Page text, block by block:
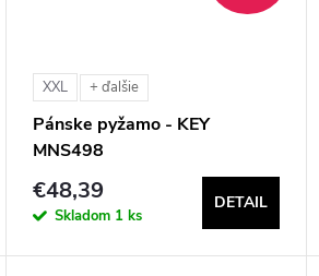
XXL + ďalšie
Pánske pyžamo - KEY
MNS498
€48,39
Skladom 1 ks
DETAIL